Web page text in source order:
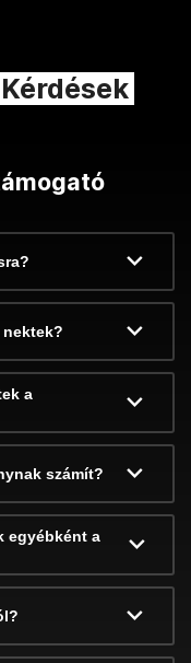
a
számít?
egyébként a